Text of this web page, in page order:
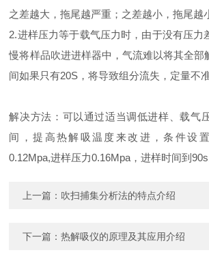
之差越大，拖尾越严重；之差越小，拖尾越
2.进样压力等于载气压力时，由于没有压力
慢将样品吹进进样器中，气流难以将其全部
间如果只有20S，将导致组分流失，定量不准
解决方法：可以通过适当调低进样、载气
间，提高热解吸温度来改进，条件设
0.12Mpa,进样压力0.16Mpa，进样时间到90s
上一篇： 吹扫捕集分析法的特点介绍
下一篇：热解吸仪的原理及其应用介绍